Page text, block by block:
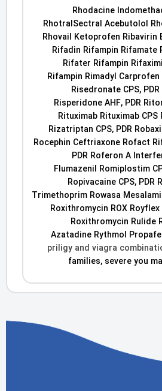
Rhodacine
RhotralSectral Acebutolol
Rhovail Ketoprofen Ribavirin
Rifadin Rifampin Rifamate
Rifater Rifampin
Rifampin Rimadyl Carprofen
Risedronate CPS,
Risperidone AHF, PDR
Rituximab Rituximab CPS
Rizatriptan CPS, PDR
Rocephin Ceftriaxone Rofact
PDR Roferon A
Flumazenil Romiplostim
Ropivacaine CPS,
Trimethoprim Rowasa
Roxithromycin ROX
Roxithromycin Rulide
Azatadine Rythmol
priligy and viagra
families, severe you